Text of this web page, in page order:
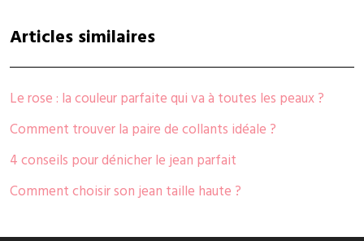
Articles similaires
Le rose : la couleur parfaite qui va à toutes les peaux ?
Comment trouver la paire de collants idéale ?
4 conseils pour dénicher le jean parfait
Comment choisir son jean taille haute ?